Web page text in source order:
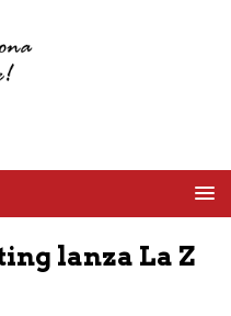
lanza La Z